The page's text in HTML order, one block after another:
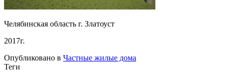
Челябинская область г. Златоуст
2017г.
Опубликовано в Частные жилые дома
Теги